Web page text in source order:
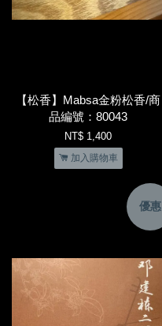
【松香】Mabsa金粉松香/商
品編號：80043
NT$ 1,400
加入購物車
優惠